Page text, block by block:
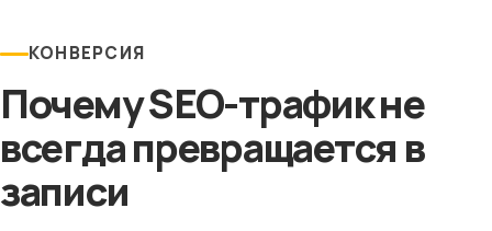
КОНВЕРСИЯ
Почему SEO-трафик не
всегда превращается в
записи